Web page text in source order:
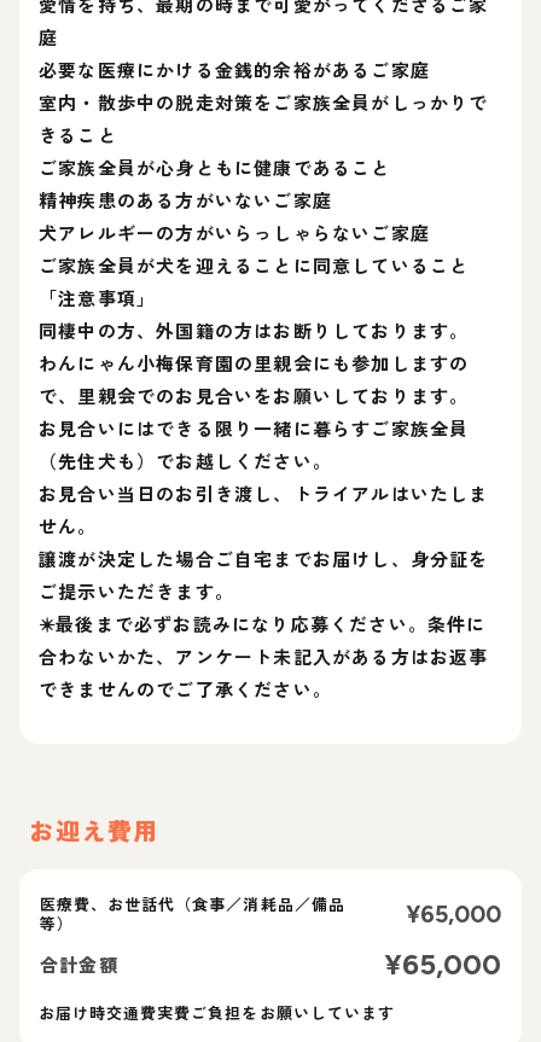
庭
必要な医療にかける金銭的余裕があるご家庭
室内・散歩中の脱走対策をご家族全員がしっかりで
きること
ご家族全員が心身ともに健康であること
精神疾患のある方がいないご家庭
犬アレルギーの方がいらっしゃらないご家庭
ご家族全員が犬を迎えることに同意していること
「注意事項」
同棲中の方、外国籍の方はお断りしております。
わんにゃん小梅保育園の里親会にも参加しますの
で、里親会でのお見合いをお願いしております。
お見合いにはできる限り一緒に暮らすご家族全員
（先住犬も）でお越しください。
お見合い当日のお引き渡し、トライアルはいたしま
せん。
譲渡が決定した場合ご自宅までお届けし、身分証を
ご提示いただきます。
✴️最後まで必ずお読みになり応募ください。条件に
合わないかた、アンケート未記入がある方はお返事
できませんのでご了承ください。
お迎え費用
医療費、お世話代（食事／消耗品／備品
等）
¥65,000
合計金額 ¥65,000
お届け時交通費実費ご負担をお願いしています